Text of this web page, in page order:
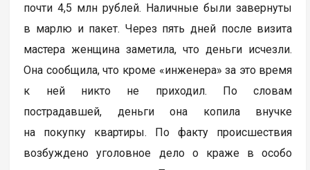
почти 4,5 млн рублей. Наличные были завернуты
в марлю и пакет. Через пять дней после визита
мастера женщина заметила, что деньги исчезли.
Она сообщила, что кроме «инженера» за это время
к ней никто не приходил. По словам
пострадавшей, деньги она копила внучке
на покупку квартиры. По факту происшествия
возбуждено уголовное дело о краже в особо